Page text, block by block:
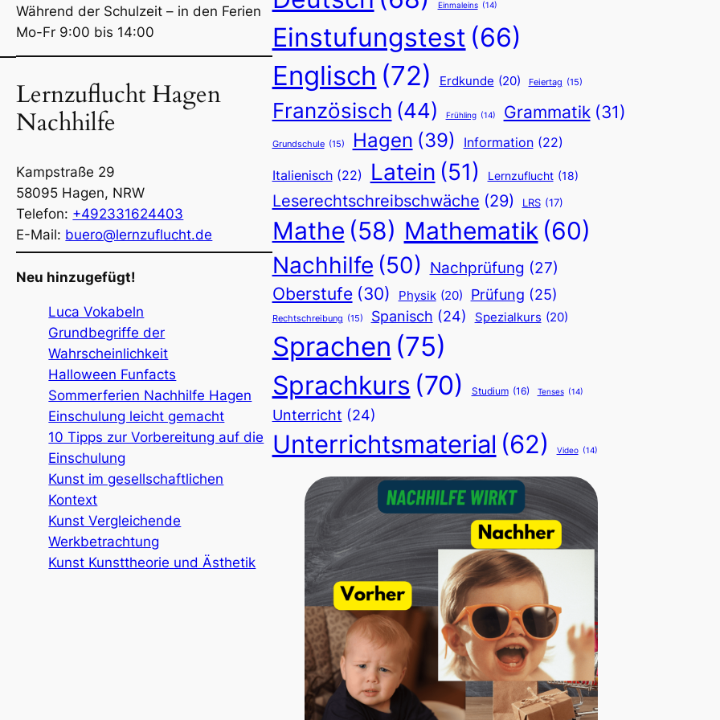
Während der Schulzeit – in den Ferien
Mo-Fr 9:00 bis 14:00
Lernzuflucht Hagen
Nachhilfe
Kampstraße 29
58095 Hagen, NRW
Telefon: +492331624403
E-Mail: buero@lernzuflucht.de
Neu hinzugefügt!
Luca Vokabeln
Grundbegriffe der
Wahrscheinlichkeit
Halloween Funfacts
Sommerferien Nachhilfe Hagen
Einschulung leicht gemacht
10 Tipps zur Vorbereitung auf die
Einschulung
Kunst im gesellschaftlichen
Kontext
Kunst Vergleichende
Werkbetrachtung
Kunst Kunsttheorie und Ästhetik
Einmaleins (14)
Einstufungstest (66)
Englisch (72) Erdkunde (20) Feiertag (15)
Französisch (44) Frühling (14) Grammatik (31)
Grundschule (15) Hagen (39) Information (22)
Italienisch (22) Latein (51) Lernzuflucht (18)
Leserechtschreibschwäche (29) LRS (17)
Mathe (58) Mathematik (60)
Nachhilfe (50) Nachprüfung (27)
Oberstufe (30) Physik (20) Prüfung (25)
Rechtschreibung (15) Spanisch (24) Spezialkurs (20)
Sprachen (75)
Sprachkurs (70) Studium (16) Tenses (14)
Unterricht (24)
Unterrichtsmaterial (62) Video (14)